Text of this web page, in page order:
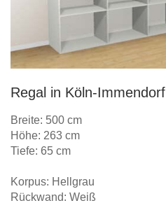
Regal in Köln-Immendorf
Breite: 500 cm
Höhe: 263 cm
Tiefe: 65 cm
Korpus: Hellgrau
Rückwand: Weiß